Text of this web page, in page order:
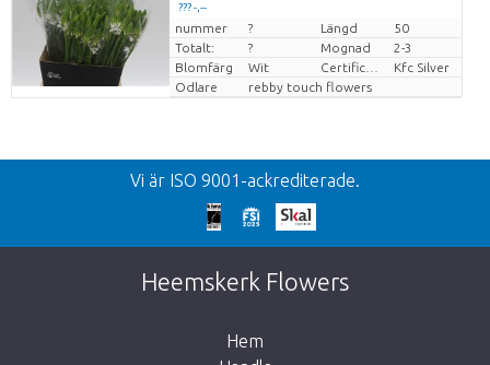
??? -,--
Pris per enhet
nummer ? Längd
50
Totalt:
? Mognad
2-3
Blomfärg
Wit
Kfc Silver
Odlare
rebby touch flowers
Tllbacka
We're sorry
This page does not exist. Click on the
button below to return to the shop.
Vi är ISO 9001-ackrediterade.
Heemskerk Flowers
Hem